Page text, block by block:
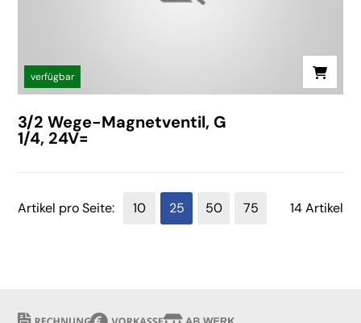
verfügbar
3/2 Wege-Magnetventil, G
1/4, 24V=
14 Artikel
Artikel pro Seite: 10 25 50 75